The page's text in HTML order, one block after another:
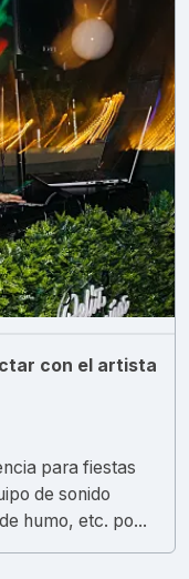
con el artista
para fiestas
de sonido
humo, etc. po...